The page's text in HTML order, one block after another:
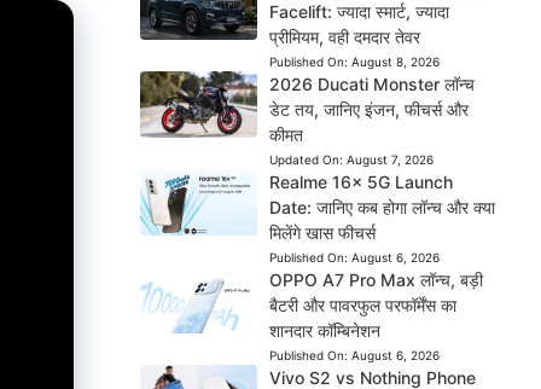
Facelift: ज्यादा स्मार्ट, ज्यादा
प्रीमियम, वही दमदार तेवर
Published On: August 8, 2026
2026 Ducati Monster लॉन्च
डेट तय, जानिए इंजन, फीचर्स और
कीमत
Updated On: August 7, 2026
Realme 16x 5G Launch
Date: जानिए कब होगा लॉन्च और क्या
मिलेंगे खास फीचर्स
Published On: August 6, 2026
OPPO A7 Pro Max लॉन्च, बड़ी
बैटरी और पावरफुल परफॉर्मेंस का
शानदार कॉम्बिनेशन
Published On: August 6, 2026
Vivo S2 vs Nothing Phone